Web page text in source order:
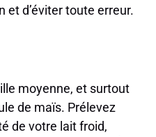
et d’éviter toute erreur.
moyenne, et surtout
de maïs. Prélevez
de votre lait froid,